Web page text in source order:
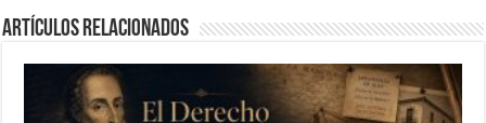
Artículos Relacionados